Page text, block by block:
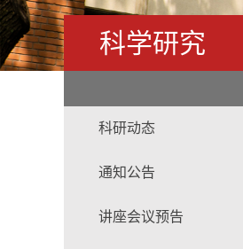
科学研究
科研动态
通知公告
讲座会议预告